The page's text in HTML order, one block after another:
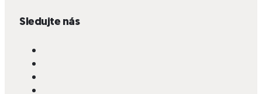
Sledujte nás